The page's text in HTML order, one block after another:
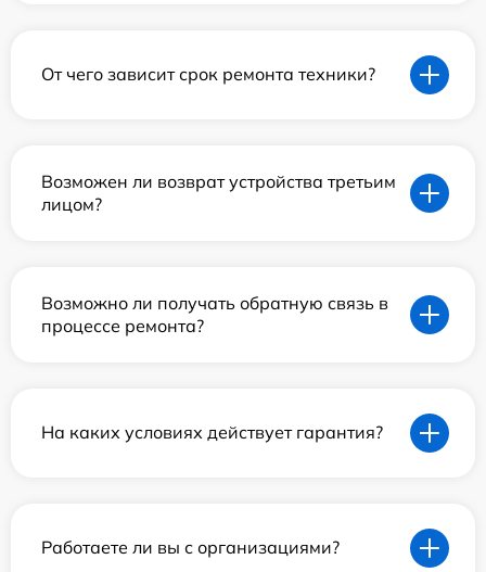
От чего зависит срок ремонта техники?
Возможен ли возврат устройства третьим
лицом?
Возможно ли получать обратную связь в
процессе ремонта?
На каких условиях действует гарантия?
Работаете ли вы с организациями?